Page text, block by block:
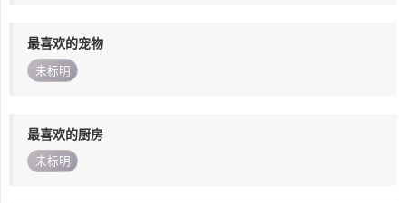
最喜欢的宠物
未标明
最喜欢的厨房
未标明